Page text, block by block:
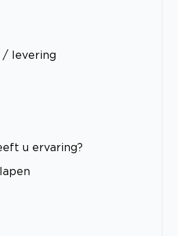
/ levering
u ervaring?